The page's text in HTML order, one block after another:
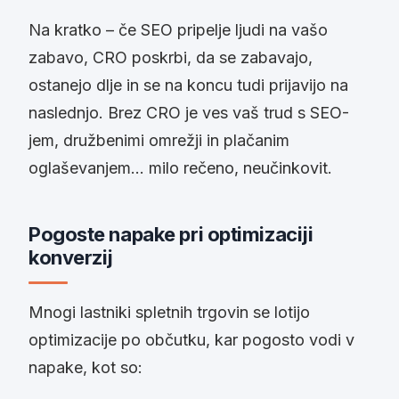
Na kratko – če SEO pripelje ljudi na vašo
zabavo, CRO poskrbi, da se zabavajo,
ostanejo dlje in se na koncu tudi prijavijo na
naslednjo. Brez CRO je ves vaš trud s SEO-
jem, družbenimi omrežji in plačanim
oglaševanjem… milo rečeno, neučinkovit.
Pogoste napake pri optimizaciji
konverzij
Mnogi lastniki spletnih trgovin se lotijo
optimizacije po občutku, kar pogosto vodi v
napake, kot so: